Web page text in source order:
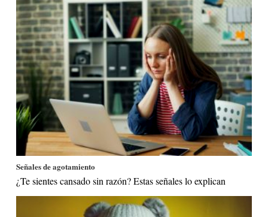
Señales de agotamiento
¿Te sientes cansado sin razón? Estas señales lo explican